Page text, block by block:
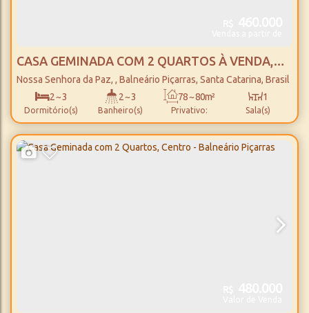
CASA GEMINADA COM 2 QUARTOS À VENDA,
NOSSA SENHORA DA PAZ - BALNEÁRIO
PIÇARRAS
Nossa Senhora da Paz , Balneário Piçarras, Santa Catarina, Brasil
2 ~ 3
Dormitório(s)
2 ~ 3
Banheiro(s) Privativo:
78 ~ 80m² 1
Sala(s)
1
Suíte(s) Total:
78 ~ 80m² 1
Vaga(s)
2400m
Distância do Mar